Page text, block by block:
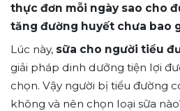
thực đơn mỗi ngày sao cho
tăng đường huyết chưa bao
Lúc này, sữa cho người tiểu
giải pháp dinh dưỡng tiện lợi
chọn. Vậy người bị tiểu đường
không và nên chọn loại sữa